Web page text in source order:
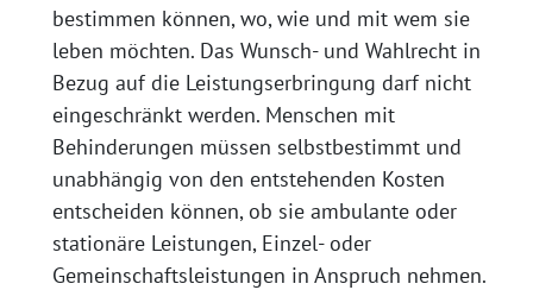
bestimmen können, wo, wie und mit wem sie
leben möchten. Das Wunsch- und Wahlrecht in
Bezug auf die Leistungserbringung darf nicht
eingeschränkt werden. Menschen mit
Behinderungen müssen selbstbestimmt und
unabhängig von den entstehenden Kosten
entscheiden können, ob sie ambulante oder
stationäre Leistungen, Einzel- oder
Gemeinschaftsleistungen in Anspruch nehmen.